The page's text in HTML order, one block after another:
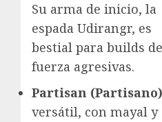
Su arma de inicio, la
espada Udirangr, es
bestial para builds de
fuerza agresivas.
Partisan
versátil, con mayal y